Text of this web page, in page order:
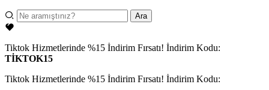
Ara
Tiktok Hizmetlerinde %15 İndirim Fırsatı! İndirim Kodu:
TİKTOK15
Tiktok Hizmetlerinde %15 İndirim Fırsatı! İndirim Kodu: